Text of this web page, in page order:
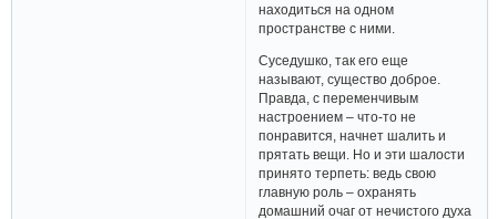
находиться на одном
пространстве с ними.
Суседушко, так его еще
называют, существо доброе.
Правда, с переменчивым
настроением – что-то не
понравится, начнет шалить и
прятать вещи. Но и эти шалости
принято терпеть: ведь свою
главную роль – охранять
домашний очаг от нечистого духа